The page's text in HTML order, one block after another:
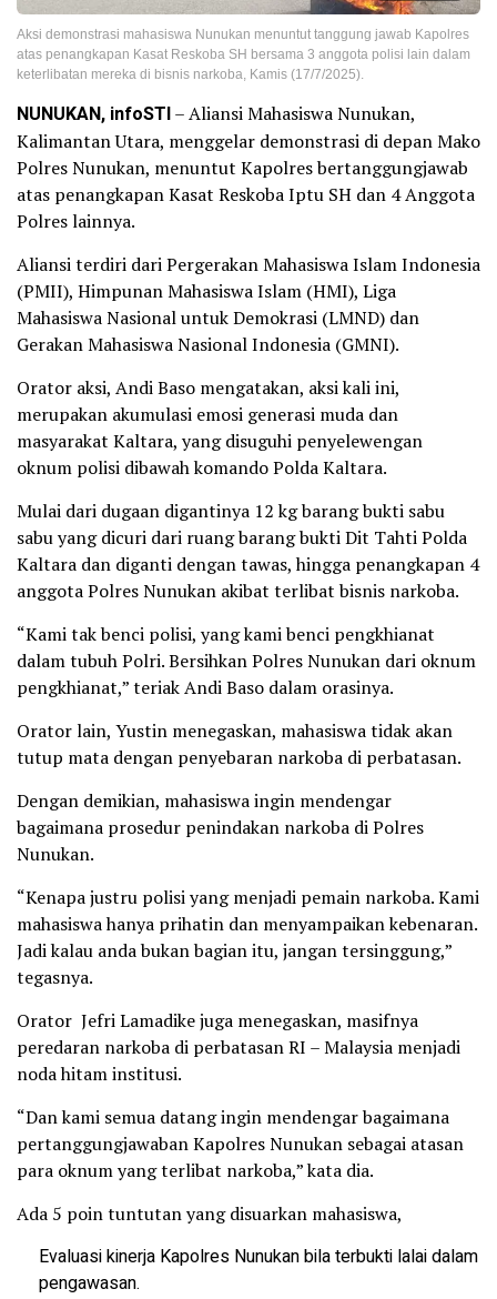
Aksi demonstrasi mahasiswa Nunukan menuntut tanggung jawab Kapolres
atas penangkapan Kasat Reskoba SH bersama 3 anggota polisi lain dalam
keterlibatan mereka di bisnis narkoba, Kamis (17/7/2025).
NUNUKAN, infoSTI– Aliansi Mahasiswa Nunukan,
Kalimantan Utara, menggelar demonstrasi di depan Mako
Polres Nunukan, menuntut Kapolres bertanggungjawab
atas penangkapan Kasat Reskoba Iptu SH dan 4 Anggota
Polres lainnya.
Aliansi terdiri dari Pergerakan Mahasiswa Islam Indonesia
(PMII), Himpunan Mahasiswa Islam (HMI), Liga
Mahasiswa Nasional untuk Demokrasi (LMND) dan
Gerakan Mahasiswa Nasional Indonesia (GMNI).
Orator aksi, Andi Baso mengatakan, aksi kali ini,
merupakan akumulasi emosi generasi muda dan
masyarakat Kaltara, yang disuguhi penyelewengan
oknum polisi dibawah komando Polda Kaltara.
Mulai dari dugaan digantinya 12 kg barang bukti sabu
sabu yang dicuri dari ruang barang bukti Dit Tahti Polda
Kaltara dan diganti dengan tawas, hingga penangkapan 4
anggota Polres Nunukan akibat terlibat bisnis narkoba.
“Kami tak benci polisi, yang kami benci pengkhianat
dalam tubuh Polri. Bersihkan Polres Nunukan dari oknum
pengkhianat,” teriak Andi Baso dalam orasinya.
Orator lain, Yustin menegaskan, mahasiswa tidak akan
tutup mata dengan penyebaran narkoba di perbatasan.
Dengan demikian, mahasiswa ingin mendengar
bagaimana prosedur penindakan narkoba di Polres
Nunukan.
“Kenapa justru polisi yang menjadi pemain narkoba. Kami
mahasiswa hanya prihatin dan menyampaikan kebenaran.
Jadi kalau anda bukan bagian itu, jangan tersinggung,”
tegasnya.
Orator Jefri Lamadike juga menegaskan, masifnya
peredaran narkoba di perbatasan RI – Malaysia menjadi
noda hitam institusi.
“Dan kami semua datang ingin mendengar bagaimana
pertanggungjawaban Kapolres Nunukan sebagai atasan
para oknum yang terlibat narkoba,” kata dia.
Ada 5 poin tuntutan yang disuarkan mahasiswa,
Evaluasi kinerja Kapolres Nunukan bila terbukti lalai dalam
pengawasan.